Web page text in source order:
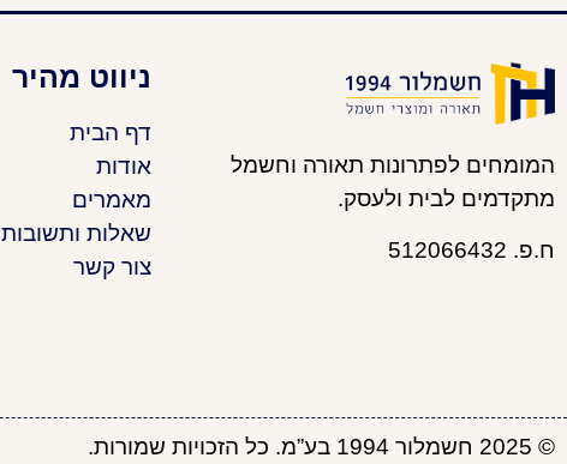
המומחים לפתרונות תאורה וחשמל
מתקדמים לבית ולעסק.
ח.פ. 512066432
ניווט מהיר
דף הבית
אודות
מאמרים
שאלות ותשובות
צור קשר
© 2025 חשמלור 1994 בע”מ. כל הזכויות שמורות.